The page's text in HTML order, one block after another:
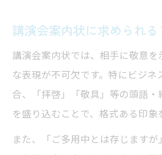
講演会案内状に求められ
講演会案内状では、相手に敬意
な表現が不可欠です。特にビジ
合、「拝啓」「敬具」等の頭語
を盛り込むことで、格式ある印象
また、「ご多用中とは存じます